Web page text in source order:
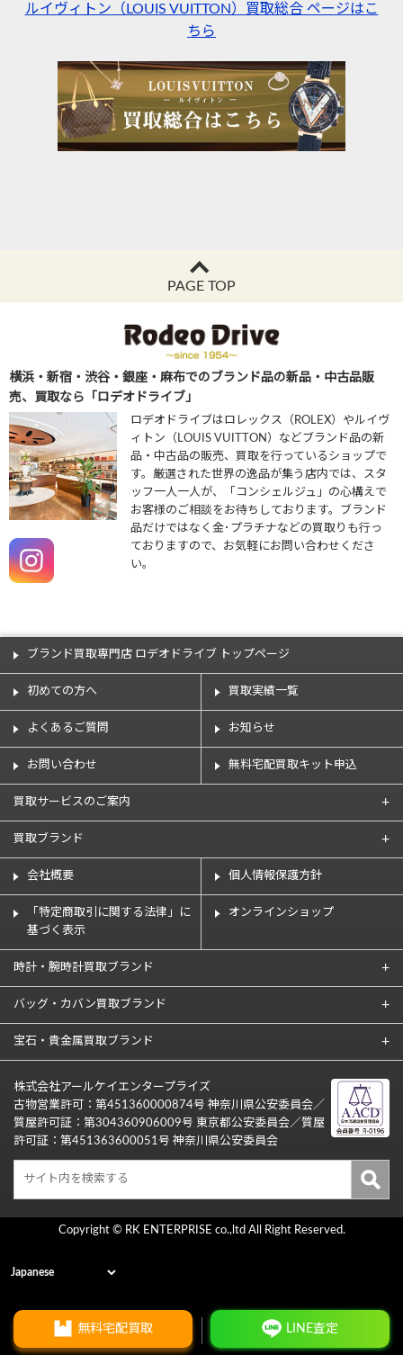
ルイヴィトン（LOUIS VUITTON）買取総合 ページはこ
ちら
PAGE TOP
横浜・新宿・渋谷・銀座・麻布でのブランド品の新品・中古品販
売、買取なら「ロデオドライブ」
ロデオドライブはロレックス（ROLEX）やルイヴ
ィトン（LOUIS VUITTON）などブランド品の新
品・中古品の販売、買取を行っているショップで
す。厳選された世界の逸品が集う店内では、スタ
ッフ一人一人が、「コンシェルジュ」の心構えで
お客様のご相談をお待ちしております。ブランド
品だけではなく金･プラチナなどの買取りも行っ
ておりますので、お気軽にお問い合わせくださ
い。
ブランド買取専門店 ロデオドライブ トップページ
初めての方へ 買取実績一覧
よくあるご質問 お知らせ
お問い合わせ 無料宅配買取キット申込
買取サービスのご案内
買取ブランド
会社概要 個人情報保護方針
「特定商取引に関する法律」に
基づく表示
オンラインショップ
時計・腕時計買取ブランド
バッグ・カバン買取ブランド
宝石・貴金属買取ブランド
株式会社アールケイエンタープライズ
古物営業許可：第451360000874号 神奈川県公安委員会／
質屋許可証：第304360906009号 東京都公安委員会／質屋
許可証：第451363600051号 神奈川県公安委員会
Copyright © RK ENTERPRISE co.,ltd All Right Reserved.
無料宅配買取 LINE査定